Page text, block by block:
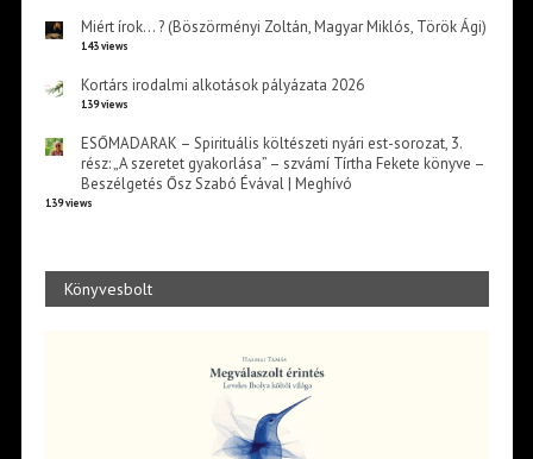
Miért írok… ? (Böszörményi Zoltán, Magyar Miklós, Török Ági)
143 views
Kortárs irodalmi alkotások pályázata 2026
139 views
ESŐMADARAK – Spirituális költészeti nyári est-sorozat, 3.
rész: „A szeretet gyakorlása” – szvámí Tírtha Fekete könyve –
Beszélgetés Ősz Szabó Évával | Meghívó
139 views
Könyvesbolt